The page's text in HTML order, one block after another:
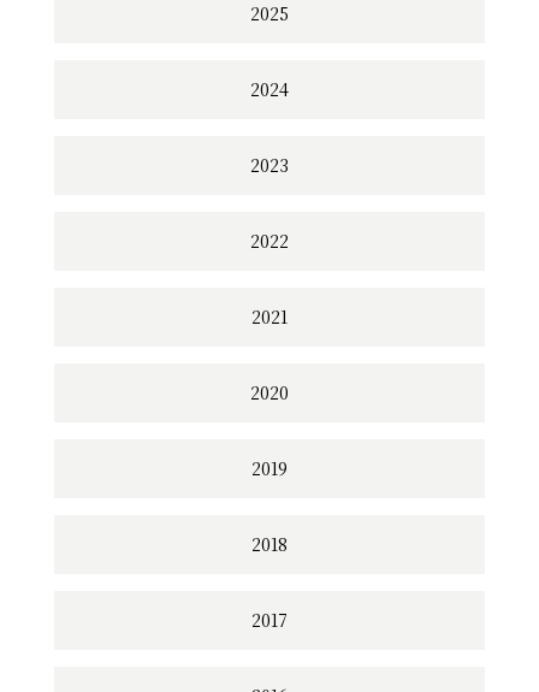
2025
2024
2023
2022
2021
2020
2019
2018
2017